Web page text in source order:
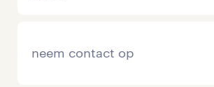
neem contact op